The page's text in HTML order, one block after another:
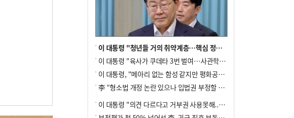
이 대통령 "청년들 거의 취약계층…핵심 정책 재편""
이 대통령 "육사가 쿠데타 3번 벌여…사관학교 통합 신속히 추진"
이 대통령, "메아리 없는 함성 같지만 평화공존책 계속해야"
李 “형소법 개정 논란 있으나 입법권 부정할 만큼은 아냐”(종합)
이 대통령 "의견 다르다고 거부권 사용못해.. 입법권 부정할 상황이라 보기 어려워"